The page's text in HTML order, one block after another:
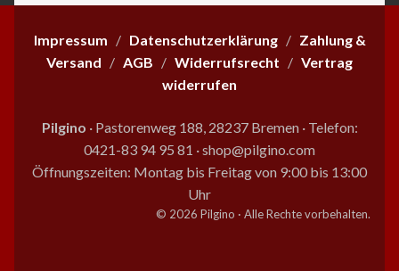
Impressum / Datenschutzerklärung/ Zahlung &
Versand / AGB / Widerrufsrecht / Vertrag
widerrufen
Pilgino · Pastorenweg 188, 28237 Bremen ·Telefon:
0421-83 94 95 81 ·shop@pilgino.com
Öffnungszeiten: Montag bis Freitag von 9:00 bis 13:00
Uhr
© 2026 Pilgino · Alle Rechte vorbehalten.